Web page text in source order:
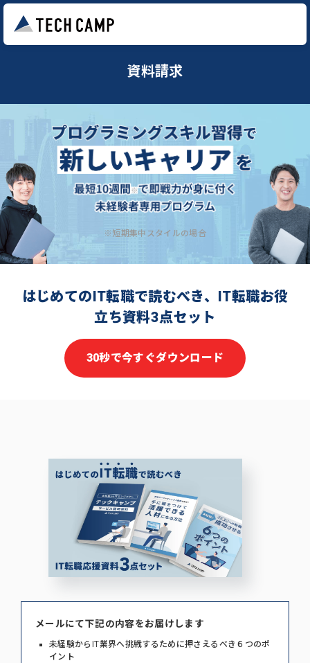
資料請求
※短期集中スタイルの場合
はじめてのIT転職で読むべき、IT転職お役
立ち資料3点セット
30秒で今すぐダウンロード
メールにて下記の内容をお届けします
未経験からIT業界へ挑戦するために押さえるべき６つのポ
イント